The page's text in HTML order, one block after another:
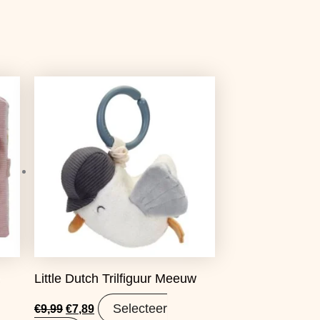
Little Dutch Trilfiguur Meeuw
€9,99
Oorspronkelijke
€9,99.
€7,89
Huidige
prijs
is:
€7,89.
Selecteer